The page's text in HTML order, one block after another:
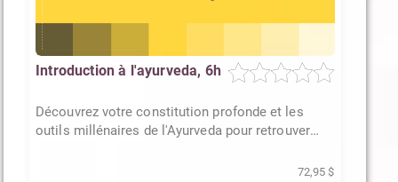
Introduction à l'ayurveda, 6h
Découvrez votre constitution profonde et les
outils millénaires de l'Ayurveda pour retrouver
72,95 $